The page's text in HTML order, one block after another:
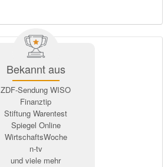
Bekannt aus
ZDF-Sendung WISO
Finanztip
Stiftung Warentest
Spiegel Online
WirtschaftsWoche
n-tv
und viele mehr